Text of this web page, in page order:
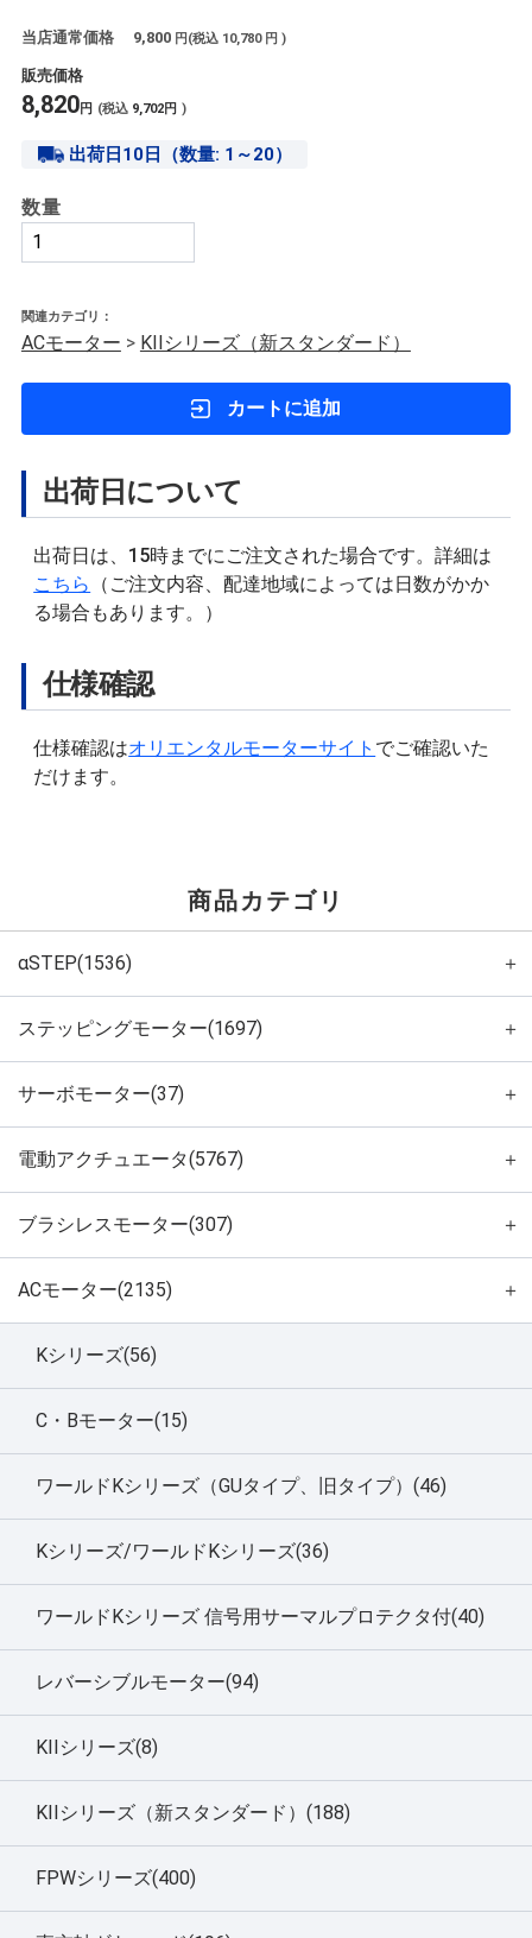
当店通常価格 9,800 円(税込 10,780 円 )
販売価格
8,820円 (税込 9,702円 )
出荷日10日（数量: 1～20）
数量
関連カテゴリ：
ACモーター > KIIシリーズ（新スタンダード）
カートに追加
出荷日について
出荷日は、15時までにご注文された場合です。詳細は
こちら
（ご注文内容、配達地域によっては日数がかか
る場合もあります。）
仕様確認
仕様確認はオリエンタルモーターサイト でご確認いた
だけます。
商品カテゴリ
αSTEP(1536) ＋
ステッピングモーター(1697) ＋
サーボモーター(37) ＋
電動アクチュエータ(5767) ＋
ブラシレスモーター(307) ＋
ACモーター(2135) ＋
Kシリーズ(56)
C・Bモーター(15)
ワールドKシリーズ（GUタイプ、旧タイプ）(46)
Kシリーズ/ワールドKシリーズ(36)
ワールドKシリーズ 信号用サーマルプロテクタ付(40)
レバーシブルモーター(94)
KIIシリーズ(8)
KIIシリーズ（新スタンダード）(188)
FPWシリーズ(400)